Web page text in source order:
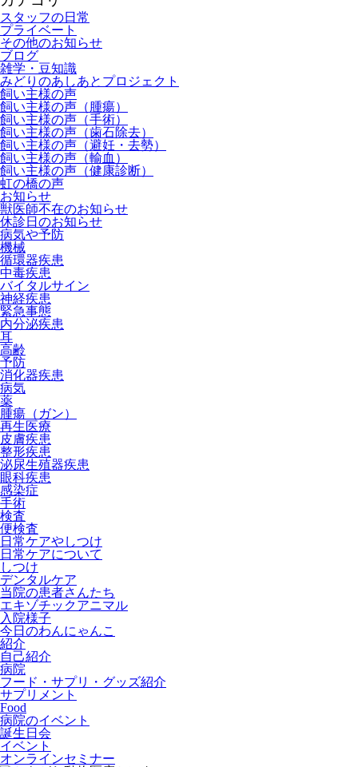
スタッフの日常
プライベート
その他のお知らせ
ブログ
雑学・豆知識
みどりのあしあとプロジェクト
飼い主様の声
飼い主様の声（腫瘍）
飼い主様の声（手術）
飼い主様の声（歯石除去）
飼い主様の声（避妊・去勢）
飼い主様の声（輸血）
飼い主様の声（健康診断）
虹の橋の声
お知らせ
獣医師不在のお知らせ
休診日のお知らせ
病気や予防
機械
循環器疾患
中毒疾患
バイタルサイン
神経疾患
緊急事態
内分泌疾患
耳
高齢
予防
消化器疾患
病気
薬
腫瘍（ガン）
再生医療
皮膚疾患
整形疾患
泌尿生殖器疾患
眼科疾患
感染症
手術
検査
便検査
日常ケアやしつけ
日常ケアについて
しつけ
デンタルケア
当院の患者さんたち
エキゾチックアニマル
入院様子
今日のわんにゃんこ
紹介
自己紹介
病院
フード・サプリ・グッズ紹介
サプリメント
Food
病院のイベント
誕生日会
イベント
オンラインセミナー